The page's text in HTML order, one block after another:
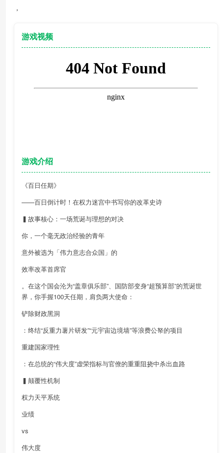
，
游戏视频
游戏介绍
《百日任期》
——百日倒计时！在权力迷宫中书写你的改革史诗
▍故事核心：一场荒诞与理想的对决
你，一个毫无政治经验的青年
意外被选为「伟力意志合众国」的
效率改革首席官
。在这个国会沦为“盖章俱乐部”、国防部变身“超预算部”的荒诞世
界，你手握100天任期，肩负两大使命：
铲除财政黑洞
：终结“反重力薯片研发”“元宇宙边境墙”等浪费公帑的项目
重建国家理性
：在总统的“伟大度”虚荣指标与官僚的重重阻挠中杀出血路
▍颠覆性机制
权力天平系统
业绩
vs
伟大度